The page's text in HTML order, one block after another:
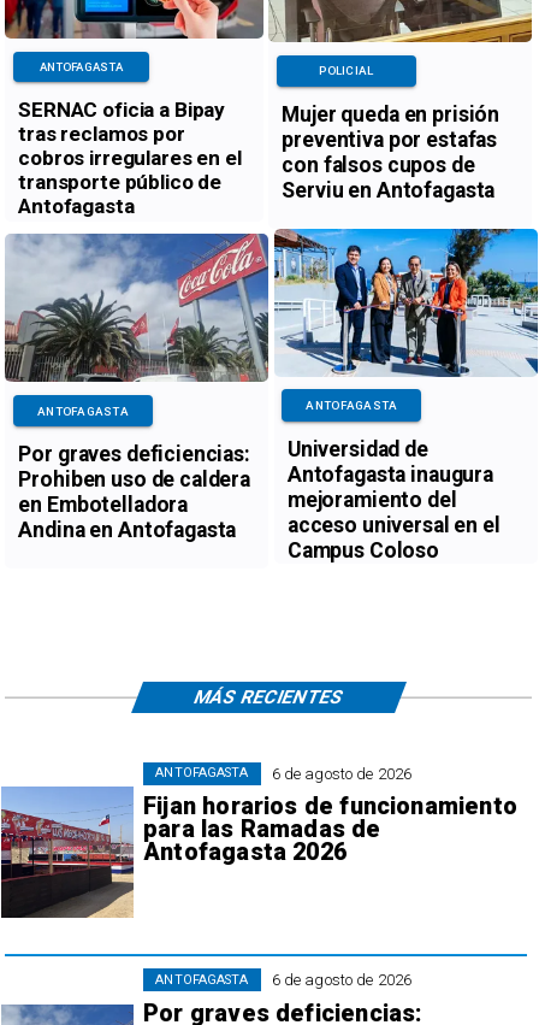
SERNAC oficia a Bipay
tras reclamos por
cobros irregulares en el
transporte público de
Antofagasta
ANTOFAGASTA
Mujer queda en prisión
preventiva por estafas
con falsos cupos de
Serviu en Antofagasta
POLICIAL
Por graves deficiencias:
Prohiben uso de caldera
en Embotelladora
Andina en Antofagasta
ANTOFAGASTA
Universidad de
Antofagasta inaugura
mejoramiento del
acceso universal en el
Campus Coloso
ANTOFAGASTA
6 de agosto de 2026
Fijan horarios de funcionamiento
para las Ramadas de
Antofagasta 2026
ANTOFAGASTA
6 de agosto de 2026
Por graves deficiencias:
ANTOFAGASTA
MÁS RECIENTES